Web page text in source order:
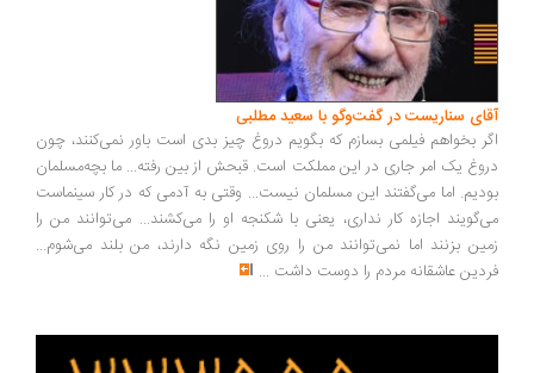
سناریست در گفت‌وگو با سعید مطلبی
بخواهم فیلمی بسازم که بگویم دروغ چیز بدی است باور نمی‌کنند، چون
یک امر جاری در این مملکت است. قبحش از بین رفته... ما بچه‌مسلمان
اما می‌گفتند این مسلمان نیست... وقتی به آدمی که در کار سینماست
اجازه کار نداری، یعنی با شکنجه او را می‌کشند... می‌توانند من را
بزنند اما نمی‌توانند من را روی زمین نگه دارند، من بلند می‌شوم...
عاشقانه مردم را دوست داشت ...